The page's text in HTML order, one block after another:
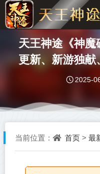
天王神途《神
更新、新游独
线挂机领取VIP
2025-
当前位置： 首页 > 最